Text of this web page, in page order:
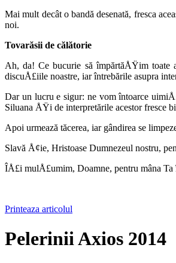
Mai mult decât o bandă desenată, fresca
noi.
Tovarăsii de călătorie
Ah, da! Ce bucurie să împărtăÅŸim toate
discuÅ£iile noastre, iar întrebările asupra
Dar un lucru e sigur: ne vom întoarce
Siluana ÅŸi de interpretările acestor fresce
Apoi urmează tăcerea, iar gândirea se
Slavă Å¢ie, Hristoase Dumnezeul nostru,
ÎÅ£i mulÅ£umim, Doamne, pentru mâna
Printeaza articolul
Pelerinii Axios 2014